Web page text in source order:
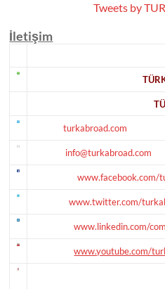
Tweets by
İletişim
+90 543 345 8875 (
+90 216 346 8875 (
turkabroad.com
info@turkabroad.com
www.facebook.com/
www.twitter.com/
www.linkedin.com/
YouTube:www.youtube.com/